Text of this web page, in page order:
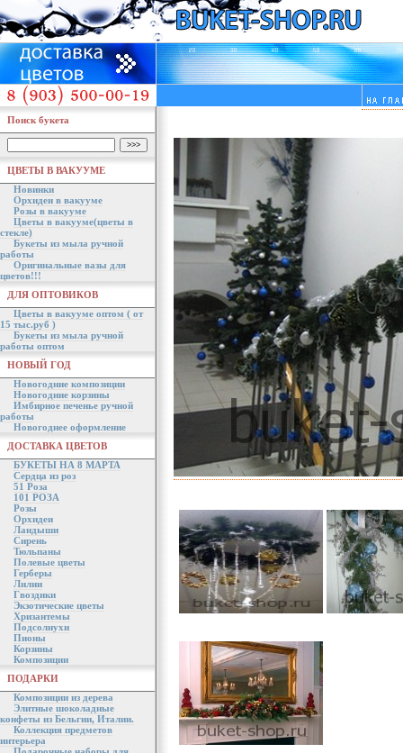
Поиск букета
ЦВЕТЫ В ВАКУУМЕ
Новинки
Орхидеи в вакууме
Розы в вакууме
Цветы в вакууме(цветы в
стекле)
Букеты из мыла ручной
работы
Оригинальные вазы для
цветов!!!
ДЛЯ ОПТОВИКОВ
Цветы в вакууме оптом ( от
15 тыс.руб )
Букеты из мыла ручной
работы оптом
НОВЫЙ ГОД
Новогодние композиции
Новогодние корзины
Имбирное печенье ручной
работы
Новогоднее оформление
ДОСТАВКА ЦВЕТОВ
БУКЕТЫ НА 8 МАРТА
Сердца из роз
51 Роза
101 РОЗА
Розы
Орхидеи
Ландыши
Сирень
Тюльпаны
Полевые цветы
Герберы
Лилии
Гвоздики
Экзотические цветы
Хризантемы
Подсолнухи
Пионы
Корзины
Композиции
ПОДАРКИ
Композиции из дерева
Элитные шоколадные
конфеты из Бельгии, Италии.
Коллекция предметов
интерьера